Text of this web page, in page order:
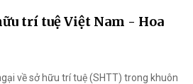
trí tuệ Việt Nam - Hoa
về sở hữu trí tuệ (SHTT) trong khuôn